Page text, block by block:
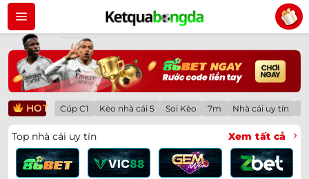
Bỏ
qua
dung
HOT Cúp C1 Kèo nhà cái 5 Soi Kèo 7m Nhà cái uy tín
Top nhà cái uy tín Xem tất cả